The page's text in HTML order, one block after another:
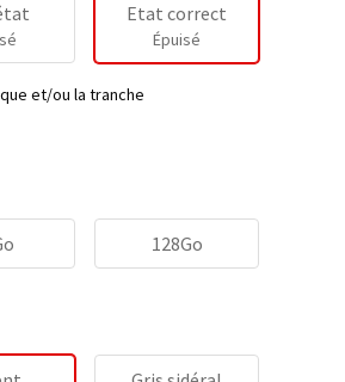
Etat correct
Épuisé
et/ou la tranche
128Go